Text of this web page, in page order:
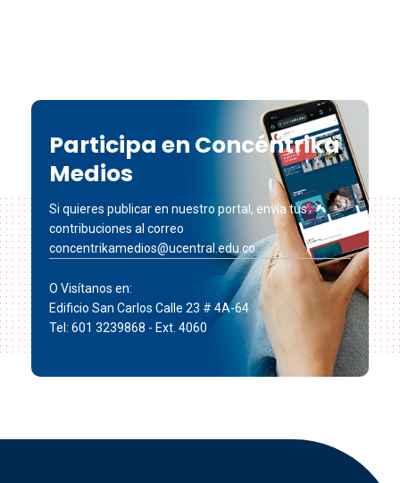
Participa en Concéntrika
Medios
Si quieres publicar en nuestro portal, envía tus
contribuciones al correo
concentrikamedios@ucentral.edu.co
O Visítanos en:
Edificio San Carlos Calle 23 # 4A-64
Tel: 601 3239868 - Ext. 4060